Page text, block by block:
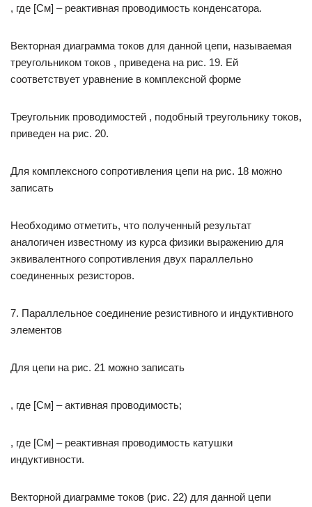
, где [См] – реактивная проводимость конденсатора.
Векторная диаграмма токов для данной цепи, называемая
треугольником токов , приведена на рис. 19. Ей
соответствует уравнение в комплексной форме
Треугольник проводимостей , подобный треугольнику токов,
приведен на рис. 20.
Для комплексного сопротивления цепи на рис. 18 можно
записать
Необходимо отметить, что полученный результат
аналогичен известному из курса физики выражению для
эквивалентного сопротивления двух параллельно
соединенных резисторов.
7. Параллельное соединение резистивного и индуктивного
элементов
Для цепи на рис. 21 можно записать
, где [См] – активная проводимость;
, где [См] – реактивная проводимость катушки
индуктивности.
Векторной диаграмме токов (рис. 22) для данной цепи